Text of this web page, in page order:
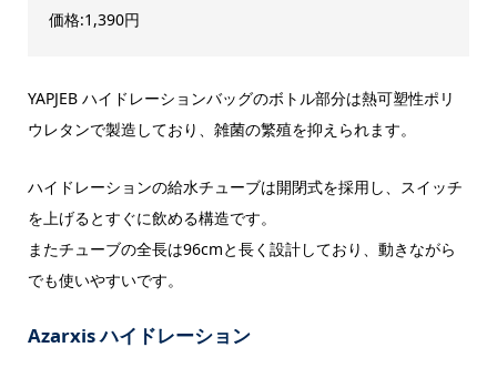
価格:1,390円
YAPJEB ハイドレーションバッグのボトル部分は熱可塑性ポリ
ウレタンで製造しており、雑菌の繁殖を抑えられます。
ハイドレーションの給水チューブは開閉式を採用し、スイッチ
を上げるとすぐに飲める構造です。
またチューブの全長は96cmと長く設計しており、動きながら
でも使いやすいです。
Azarxis ハイドレーション